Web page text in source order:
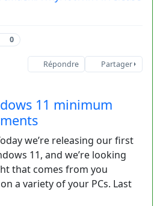
0
Répondre Partager
11 minimum
we’re releasing our first
11, and we’re looking
that comes from you
a variety of your PCs. Last